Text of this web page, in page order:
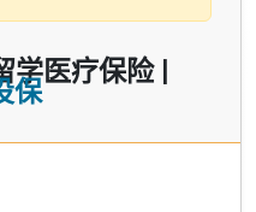
医疗保险 |
保